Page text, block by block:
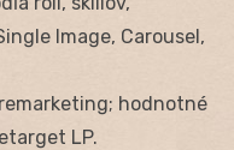
Image, Carousel,
hodnotné
LP.